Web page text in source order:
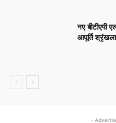
नए बीटीएपी
आपूर्ति
-